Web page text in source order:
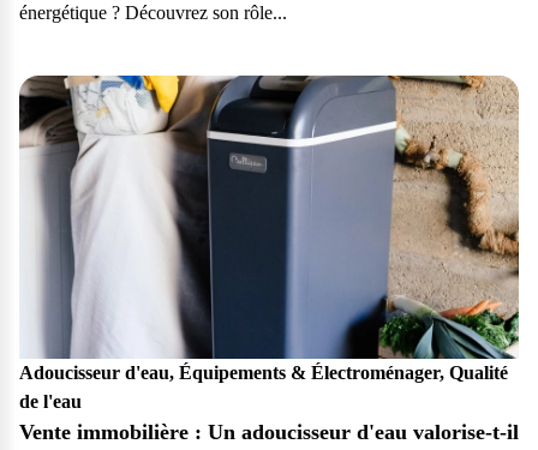
énergétique ? Découvrez son rôle...
Adoucisseur d'eau, Équipements & Électroménager, Qualité
de l'eau
Vente immobilière : Un adoucisseur d'eau valorise-t-il